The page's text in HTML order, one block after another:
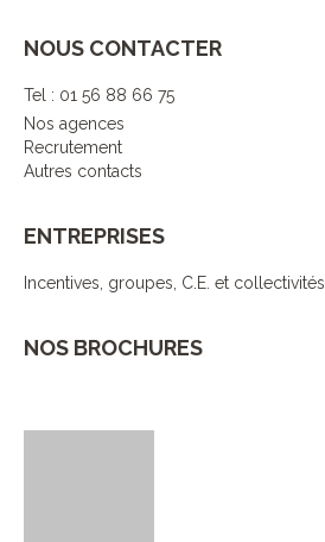
NOUS CONTACTER
Tel : 01 56 88 66 75
Nos agences
Recrutement
Autres contacts
ENTREPRISES
Incentives, groupes, C.E. et collectivités
NOS BROCHURES